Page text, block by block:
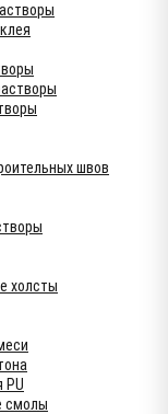
швов
холсты
PU
смолы